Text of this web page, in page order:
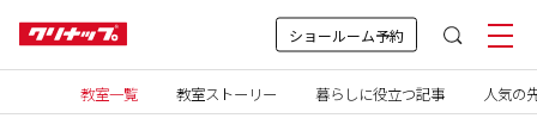
ショールーム予約
教室一覧 教室ストーリー 暮らしに役立つ記事 人気の